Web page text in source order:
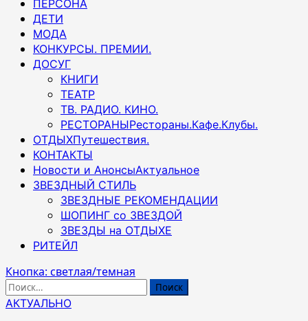
ПЕРСОНА
ДЕТИ
МОДА
КОНКУРСЫ. ПРЕМИИ.
ДОСУГ
КНИГИ
ТЕАТР
ТВ. РАДИО. КИНО.
РЕСТОРАНЫРестораны.Кафе.Клубы.
ОТДЫХПутешествия.
КОНТАКТЫ
Новости и АнонсыАктуальное
ЗВЕЗДНЫЙ СТИЛЬ
ЗВЕЗДНЫЕ РЕКОМЕНДАЦИИ
ШОПИНГ со ЗВЕЗДОЙ
ЗВЕЗДЫ на ОТДЫХЕ
РИТЕЙЛ
Кнопка: светлая/темная
Найти:
АКТУАЛЬНО